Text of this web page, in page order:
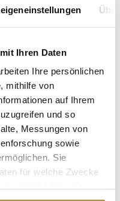
Ihren Daten
Ihre persönlichen
mithilfe von
auf Ihrem
und so
Messungen von
sowie
Sie
für welche Zwecke
geht
– zusätzlich zu
Der Wolfsburger
und "Design" neu auf.
Konzern stellt die
und "Design" neu
Stadt